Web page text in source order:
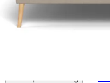
140x200
Nu27.499,-